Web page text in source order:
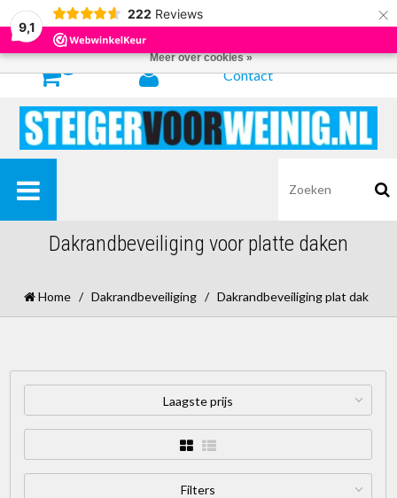
9,1
222 Reviews ×
Contact
Dakrandbeveiliging voor platte daken
Home / Dakrandbeveiliging / Dakrandbeveiliging plat dak
Laagste prijs
Filters
Door het gebruiken van onze website, ga je akkoord met het gebruik van
cookies om onze website te verbeteren.
Meer over cookies »